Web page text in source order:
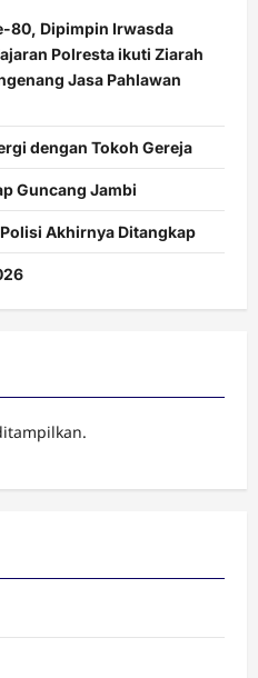
80, Dipimpin Irwasda
Polresta ikuti Ziarah
Jasa Pahlawan
dengan Tokoh Gereja
Guncang Jambi
Akhirnya Ditangkap